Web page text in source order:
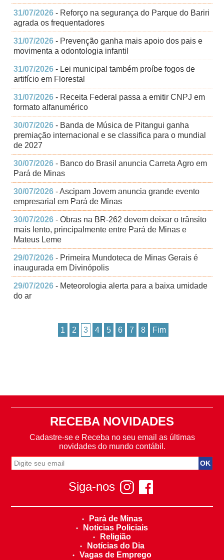
31/07/2026 - Reforço na segurança do Parque do Bariri
agrada os frequentadores
31/07/2026 - Prevenção ganha mais apoio dos pais e
movimenta a odontologia infantil
31/07/2026 - Lei municipal também proíbe fogos de
artifício em Florestal
31/07/2026 - Receita Federal passa a emitir CNPJ em
formato alfanumérico
30/07/2026 - Banda de Música de Pitangui ganha
premiação internacional e se classifica para o mundial
de 2027
30/07/2026 - Banco do Brasil anuncia Carreta Agro em
Pará de Minas
30/07/2026 - Ascipam Jovem anuncia grande evento
empresarial em Pará de Minas
30/07/2026 - Obras na BR-262 devem deixar o trânsito
mais lento, principalmente entre Pará de Minas e
Mateus Leme
29/07/2026 - Primeira Mundoteca de Minas Gerais é
inaugurada em Divinópolis
29/07/2026 - Meteorologia alerta para a baixa umidade
do ar
1 2 3 4 5 6 7 8 Fim
RECEBA NOVIDADES
Cadastre-se e Receba no seu email as últimas
novidades do mundo contábil.
Siga-nos
Pará de Minas
Noticias Policiais
Religião
Notícias do Dia
Vagas de Emprego